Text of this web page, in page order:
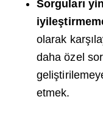
Sorguları
olarak
daha özel
etmek.